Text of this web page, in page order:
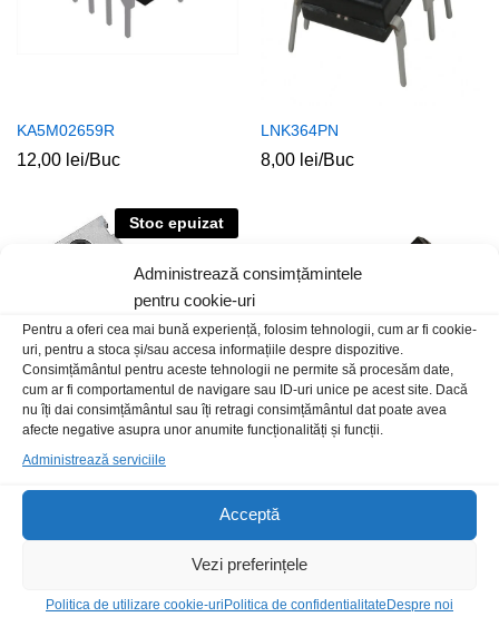
Administrează consimțămintele
pentru cookie-uri
Pentru a oferi cea mai bună experiență, folosim tehnologii, cum ar fi cookie-
uri, pentru a stoca și/sau accesa informațiile despre dispozitive.
Consimțământul pentru aceste tehnologii ne permite să procesăm date,
cum ar fi comportamentul de navigare sau ID-uri unice pe acest site. Dacă
nu îți dai consimțământul sau îți retragi consimțământul dat poate avea
afecte negative asupra unor anumite funcționalități și funcții.
Administrează serviciile
Acceptă
Vezi preferințele
Politica de utilizare cookie-uriPolitica de confidentialitateDespre noi
KA5M02659R
12,00 lei/Buc
LNK364PN
8,00 lei/Buc
Stoc epuizat
UA7812ACT-Fsc